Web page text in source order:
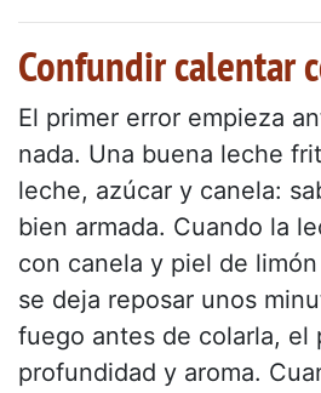
Confundir calentar
El primer error empieza
nada. Una buena leche
leche, azúcar y canela:
bien armada. Cuando la
con canela y piel de
se deja reposar unos
fuego antes de colarla, el
profundidad y aroma.